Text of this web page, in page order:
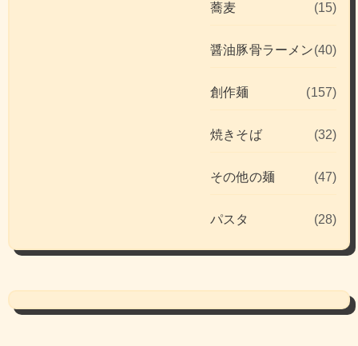
蕎麦 (15)
醤油豚骨ラーメン(40)
創作麺 (157)
焼きそば (32)
その他の麺 (47)
パスタ (28)